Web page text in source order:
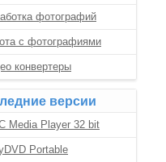
фотографий
с фотографиями
конвертеры
версии
Media Player 32 bit
Portable